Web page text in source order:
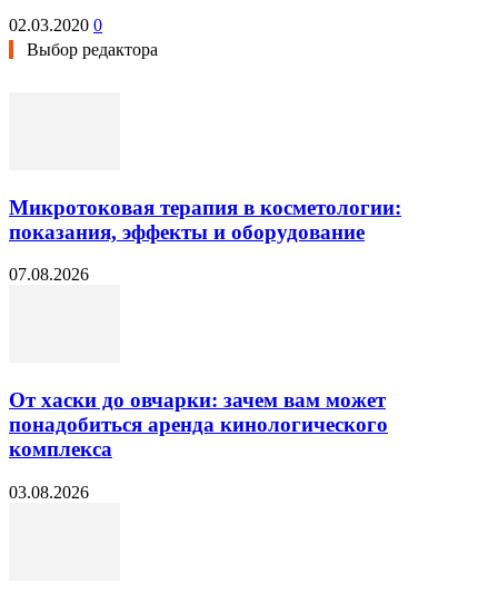
02.03.2020 0
Выбор редактора
Микротоковая терапия в косметологии:
показания, эффекты и оборудование
07.08.2026
От хаски до овчарки: зачем вам может
понадобиться аренда кинологического
комплекса
03.08.2026